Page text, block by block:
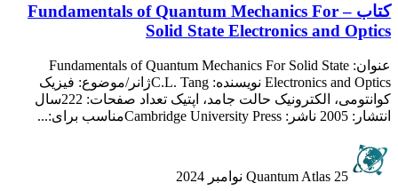
کتاب – Fundamentals of Quantum Mechanics For
Solid State Electronics and Optics
عنوان: Fundamentals of Quantum Mechanics For Solid State
Electronics and Optics نویسنده: C.L. Tangژانر/موضوع: فیزیک
کوانتومی، الکترونیک حالت جامد، اپتیک تعداد صفحات: 222سال
انتشار: 2005 ناشر: Cambridge University Pressمناسب برای:...
Quantum Atlas 25 نوامبر 2024